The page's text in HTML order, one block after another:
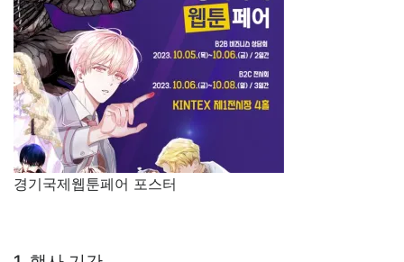
경기국제웹툰페어 포스터